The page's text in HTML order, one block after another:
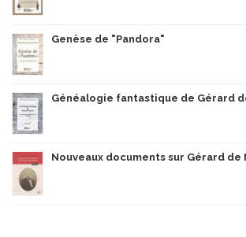
Genèse de "Pandora"
Généalogie fantastique de Gérard
Nouveaux documents sur Gérard de